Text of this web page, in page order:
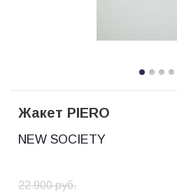
Жакет PIERO
NEW SOCIETY
22 900руб.